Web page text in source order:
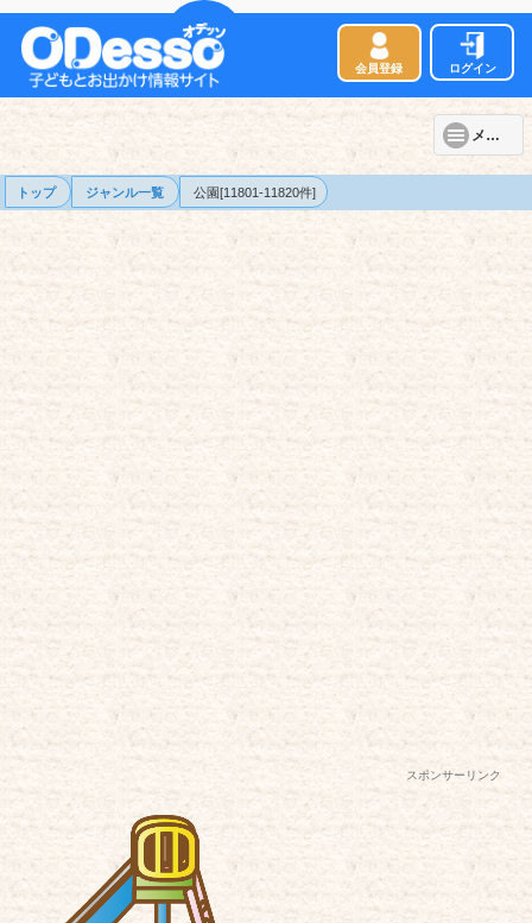
会員登録 ログイン
メニュー
トップ ジャンル一覧 公園[11801-11820件]
スポンサーリンク